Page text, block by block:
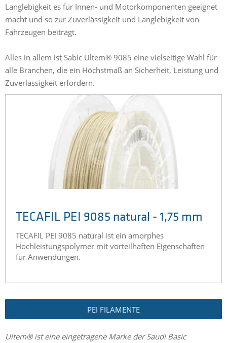
Langlebigkeit es für Innen- und Motorkomponenten geeignet
macht und so zur Zuverlässigkeit und Langlebigkeit von
Fahrzeugen beiträgt.
Alles in allem ist Sabic Ultem® 9085 eine vielseitige Wahl für
alle Branchen, die ein Höchstmaß an Sicherheit, Leistung und
Zuverlässigkeit erfordern.
TECAFIL PEI 9085 natural - 1,75 mm
TECAFIL PEI 9085 natural ist ein amorphes
Hochleistungspolymer mit vorteilhaften Eigenschaften
für Anwendungen.
PEI FILAMENTE
Ultem® ist eine eingetragene Marke der Saudi Basic